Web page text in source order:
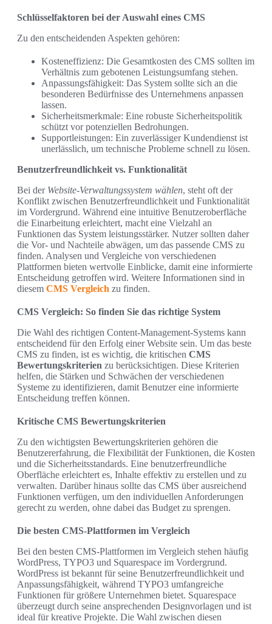
Schlüsselfaktoren bei der Auswahl eines CMS
Zu den entscheidenden Aspekten gehören:
Kosteneffizienz: Die Gesamtkosten des CMS sollten im
Verhältnis zum gebotenen Leistungsumfang stehen.
Anpassungsfähigkeit: Das System sollte sich an die
besonderen Bedürfnisse des Unternehmens anpassen
lassen.
Sicherheitsmerkmale: Eine robuste Sicherheitspolitik
schützt vor potenziellen Bedrohungen.
Supportleistungen: Ein zuverlässiger Kundendienst ist
unerlässlich, um technische Probleme schnell zu lösen.
Benutzerfreundlichkeit vs. Funktionalität
Bei der Website-Verwaltungssystem wählen, steht oft der
Konflikt zwischen Benutzerfreundlichkeit und Funktionalität
im Vordergrund. Während eine intuitive Benutzeroberfläche
die Einarbeitung erleichtert, macht eine Vielzahl an
Funktionen das System leistungsstärker. Nutzer sollten daher
die Vor- und Nachteile abwägen, um das passende CMS zu
finden. Analysen und Vergleiche von verschiedenen
Plattformen bieten wertvolle Einblicke, damit eine informierte
Entscheidung getroffen wird. Weitere Informationen sind in
diesem CMS Vergleich zu finden.
CMS Vergleich: So finden Sie das richtige System
Die Wahl des richtigen Content-Management-Systems kann
entscheidend für den Erfolg einer Website sein. Um das beste
CMS zu finden, ist es wichtig, die kritischen CMS
Bewertungskriterien zu berücksichtigen. Diese Kriterien
helfen, die Stärken und Schwächen der verschiedenen
Systeme zu identifizieren, damit Benutzer eine informierte
Entscheidung treffen können.
Kritische CMS Bewertungskriterien
Zu den wichtigsten Bewertungskriterien gehören die
Benutzererfahrung, die Flexibilität der Funktionen, die Kosten
und die Sicherheitsstandards. Eine benutzerfreundliche
Oberfläche erleichtert es, Inhalte effektiv zu erstellen und zu
verwalten. Darüber hinaus sollte das CMS über ausreichend
Funktionen verfügen, um den individuellen Anforderungen
gerecht zu werden, ohne dabei das Budget zu sprengen.
Die besten CMS-Plattformen im Vergleich
Bei den besten CMS-Plattformen im Vergleich stehen häufig
WordPress, TYPO3 und Squarespace im Vordergrund.
WordPress ist bekannt für seine Benutzerfreundlichkeit und
Anpassungsfähigkeit, während TYPO3 umfangreiche
Funktionen für größere Unternehmen bietet. Squarespace
überzeugt durch seine ansprechenden Designvorlagen und ist
ideal für kreative Projekte. Die Wahl zwischen diesen